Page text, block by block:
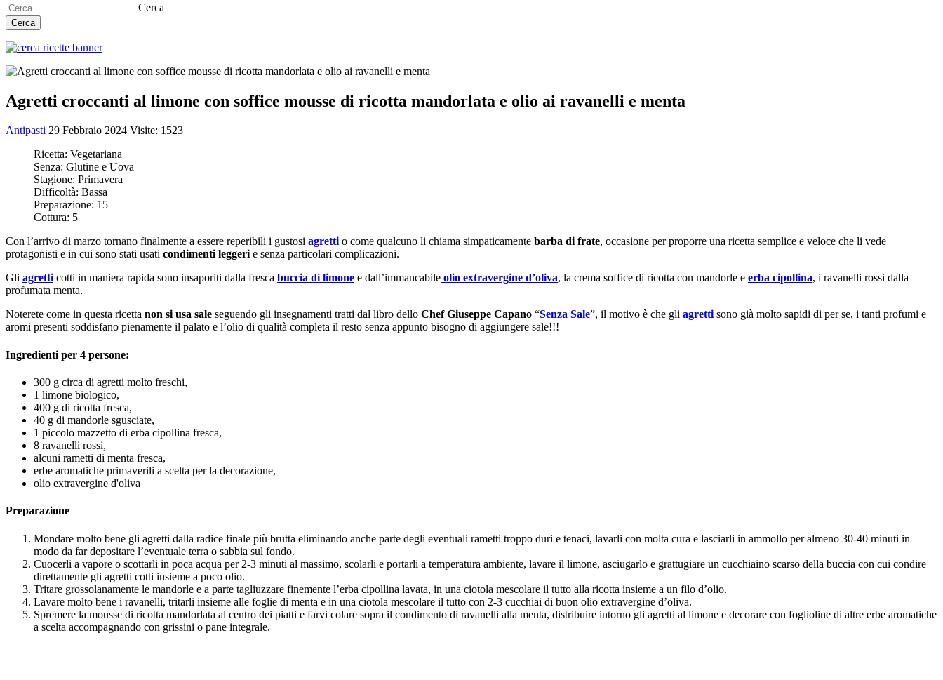
Cerca
Cerca
Agretti croccanti al limone con soffice mousse di ricotta mandorlata e olio ai ravanelli e menta
Antipasti 29 Febbraio 2024 Visite: 1523
Ricetta: Vegetariana
Senza: Glutine e Uova
Stagione: Primavera
Difficoltà: Bassa
Preparazione: 15
Cottura: 5
Con l’arrivo di marzo tornano finalmente a essere reperibili i gustosi agrettio come qualcuno li chiama simpaticamente barba di frate, occasione per proporre una ricetta semplice e veloce che li vede
protagonisti e in cui sono stati usati condimenti leggerie senza particolari complicazioni.
Gli agretticotti in maniera rapida sono insaporiti dalla fresca buccia di limone e dall’immancabile olio extravergine d’oliva, la crema soffice di ricotta con mandorle e erba cipollina, i ravanelli rossi dalla
profumata menta.
Noterete come in questa ricetta non si usa sale seguendo gli insegnamenti tratti dal libro dello Chef Giuseppe Capano “Senza Sale”, il motivo è che gli agrettisono già molto sapidi di per se, i tanti profumi e
aromi presenti soddisfano pienamente il palato e l’olio di qualità completa il resto senza appunto bisogno di aggiungere sale!!!
Ingredienti per 4 persone:
300 g circa di agretti molto freschi,
1 limone biologico,
400 g di ricotta fresca,
40 g di mandorle sgusciate,
1 piccolo mazzetto di erba cipollina fresca,
8 ravanelli rossi,
alcuni rametti di menta fresca,
erbe aromatiche primaverili a scelta per la decorazione,
olio extravergine d'oliva
Preparazione
Mondare molto bene gli agretti dalla radice finale più brutta eliminando anche parte degli eventuali rametti troppo duri e tenaci, lavarli con molta cura e lasciarli in ammollo per almeno 30-40 minuti in
modo da far depositare l’eventuale terra o sabbia sul fondo.
Cuocerli a vapore o scottarli in poca acqua per 2-3 minuti al massimo, scolarli e portarli a temperatura ambiente, lavare il limone, asciugarlo e grattugiare un cucchiaino scarso della buccia con cui condire
direttamente gli agretti cotti insieme a poco olio.
Tritare grossolanamente le mandorle e a parte tagliuzzare finemente l’erba cipollina lavata, in una ciotola mescolare il tutto alla ricotta insieme a un filo d’olio.
Lavare molto bene i ravanelli, tritarli insieme alle foglie di menta e in una ciotola mescolare il tutto con 2-3 cucchiai di buon olio extravergine d’oliva.
Spremere la mousse di ricotta mandorlata al centro dei piatti e farvi colare sopra il condimento di ravanelli alla menta, distribuire intorno gli agretti al limone e decorare con foglioline di altre erbe aromatiche
a scelta accompagnando con grissini o pane integrale.